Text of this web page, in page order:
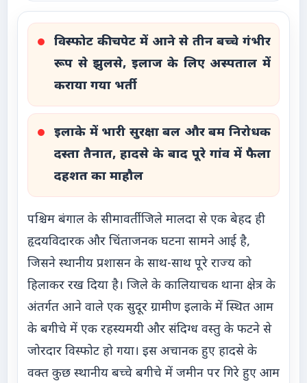
विस्फोट की चपेट में आने से तीन बच्चे गंभीर
रूप से झुलसे, इलाज के लिए अस्पताल में
कराया गया भर्ती
इलाके में भारी सुरक्षा बल और बम निरोधक
दस्ता तैनात, हादसे के बाद पूरे गांव में फैला
दहशत का माहौल
पश्चिम बंगाल के सीमावर्ती जिले मालदा से एक बेहद ही
हृदयविदारक और चिंताजनक घटना सामने आई है,
जिसने स्थानीय प्रशासन के साथ-साथ पूरे राज्य को
हिलाकर रख दिया है। जिले के कालियाचक थाना क्षेत्र के
अंतर्गत आने वाले एक सुदूर ग्रामीण इलाके में स्थित आम
के बगीचे में एक रहस्यमयी और संदिग्ध वस्तु के फटने से
जोरदार विस्फोट हो गया। इस अचानक हुए हादसे के
वक्त कुछ स्थानीय बच्चे बगीचे में जमीन पर गिरे हुए आम